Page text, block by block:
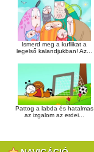
Ismerd meg a kuflikat a
legelső kalandjukban! Az...
Pattog a labda és hatalmas
az izgalom az erdei...